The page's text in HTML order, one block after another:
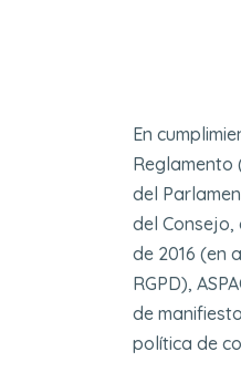
En
Reglamento
del
del Consejo,
de 2016 (en
RGPD),
de
política de